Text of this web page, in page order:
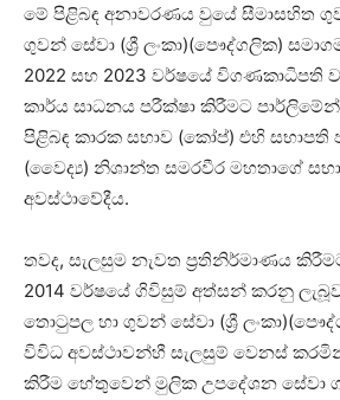
මේ පිළිබඳ අනාවරණය වුයේ සීමාසහිත
ගුවන් සේවා (ශ්‍රී ලංකා)(පෞද්ගලික)
2022 සහ 2023 වර්ෂයේ විගණකාධිපති
කාර්ය සාධනය පරීක්ෂා කිරීමට
පිළිබඳ කාරක සභාව (කෝප්) එහි සභාපති
(වෛද්‍ය) නිශාන්ත සමරවීර මහතාගේ
අවස්ථාවේදීය.
තවද, සැලසුම නැවත ප්‍රතිනිර්මාණය
2014 වර්ෂයේ ගිවිසුම් අත්සන් කරනු
තොටුපල හා ගුවන් සේවා (ශ්‍රී
විවිධ අවස්ථාවන්හී සැලසුම් වෙනස්
කිරීම හේතුවෙන් මුලික උපදේශන සේවා